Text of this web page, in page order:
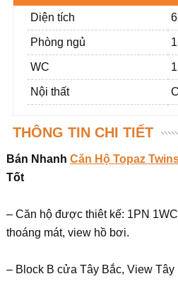
Diện tích
Phòng ngủ 1
WC 1
Nội thất
THÔNG TIN CHI TIẾT
Bán Nhanh Căn Hộ Topaz
Tốt
– Căn hộ được thiêt kế: 1PN
thoáng mát, view hồ bơi.
– Block B cửa Tây Bắc, View Tây